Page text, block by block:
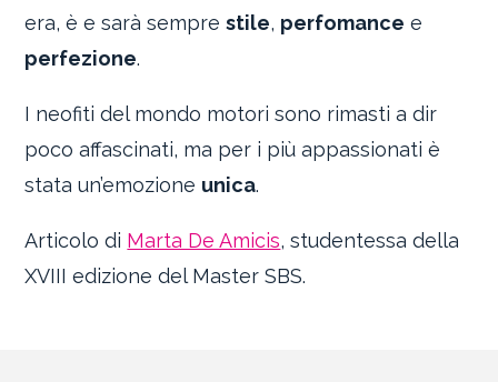
era, è e sarà semprestile, perfomance e
perfezione.
I neofiti del mondo motori sono rimasti a dir
poco affascinati, ma per i più appassionati è
stata un’emozione unica.
Articolo di Marta De Amicis, studentessa della
XVIII edizione del Master SBS.